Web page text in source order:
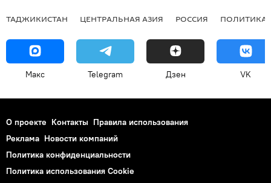
ТАДЖИКИСТАН ЦЕНТРАЛЬНАЯ АЗИЯ РОССИЯ ПОЛИТИКА
Макс Telegram Дзен VK
О проекте Контакты Правила использования
Реклама Новости компаний
Политика конфиденциальности
Политика использования Cookie